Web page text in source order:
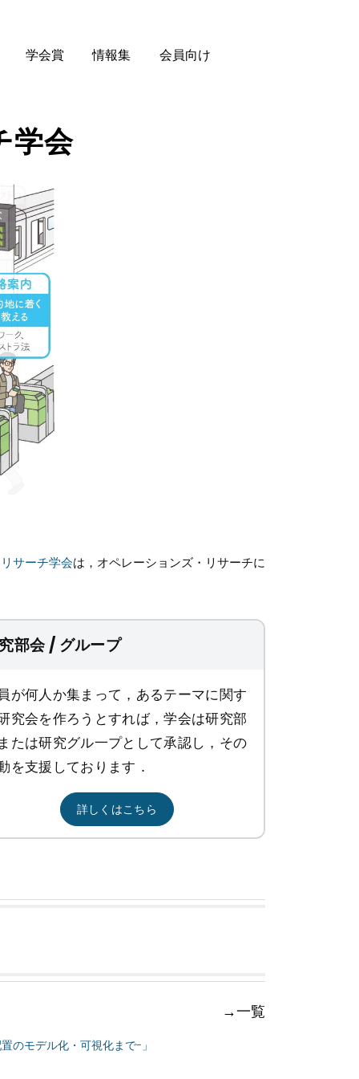
学会賞 情報集 会員向け
学会
サーチ学会は，オペレーションズ・リサーチに
部会 / グループ
が何人か集まって，あるテーマに関す
究会を作ろうとすれば，学会は研究部
たは研究グル一プとして承認し，その
を支援しております．
詳しくはこちら
→一覧
のモデル化・可視化まで-」